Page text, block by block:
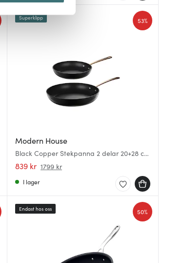
Det gör också
dela med dig
Modern House
Black Copper Stekpanna 2 delar 20+28 cm
Svart/Koppar
839 kr 1799 kr
53%
Superklipp
I lager
50%
Endast hos oss